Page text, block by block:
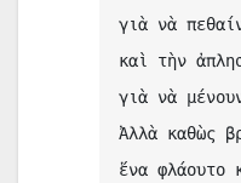
γιὰ νὰ
καὶ τὴν
γιὰ νὰ
Ἀλλὰ καθὼς
ἕνα φλάουτο